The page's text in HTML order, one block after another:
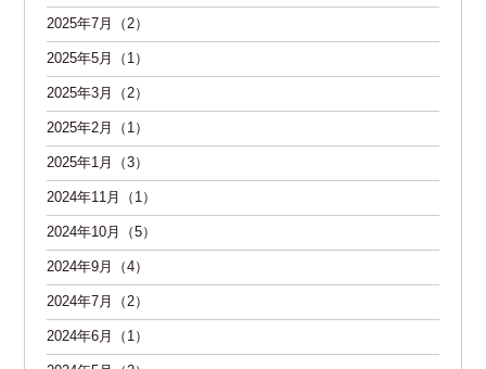
2025年7月（2）
2025年5月（1）
2025年3月（2）
2025年2月（1）
2025年1月（3）
2024年11月（1）
2024年10月（5）
2024年9月（4）
2024年7月（2）
2024年6月（1）